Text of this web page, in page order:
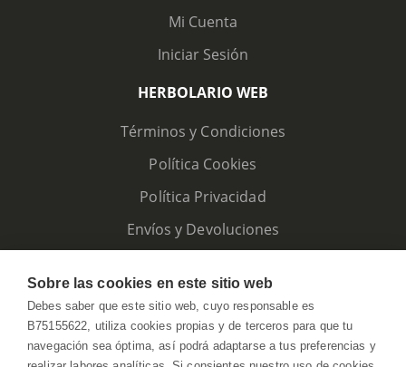
Mi Cuenta
Iniciar Sesión
HERBOLARIO WEB
Términos y Condiciones
Política Cookies
Política Privacidad
Envíos y Devoluciones
Sobre las cookies en este sitio web
Debes saber que este sitio web, cuyo responsable es
B75155622, utiliza cookies propias y de terceros para que tu
navegación sea óptima, así podrá adaptarse a tus preferencias y